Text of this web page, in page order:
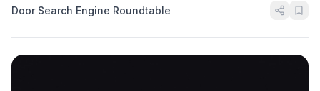
Door Search Engine Roundtable